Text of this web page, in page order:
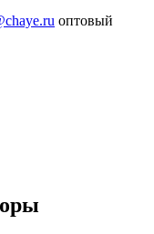
оптовый